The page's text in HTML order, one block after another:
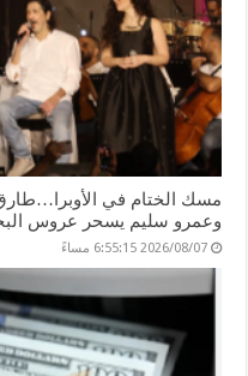
مسك الختام في
وعمرو سليم يسحر عروس
2026/08/07 6:55:15 مساءً